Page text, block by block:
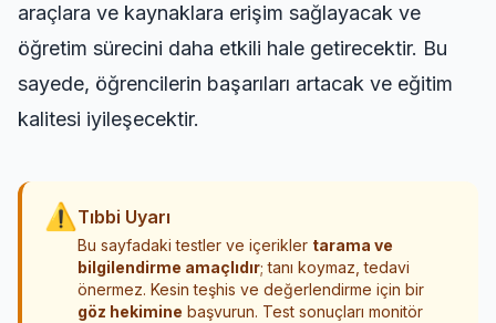
araçlara ve kaynaklara erişim sağlayacak ve
öğretim sürecini daha etkili hale getirecektir. Bu
sayede, öğrencilerin başarıları artacak ve eğitim
kalitesi iyileşecektir.
⚠ Tıbbi Uyarı
Bu sayfadaki testler ve içerikler tarama ve
bilgilendirme amaçlıdır; tanı koymaz, tedavi
önermez. Kesin teşhis ve değerlendirme için bir
göz hekimine başvurun. Test sonuçları monitör